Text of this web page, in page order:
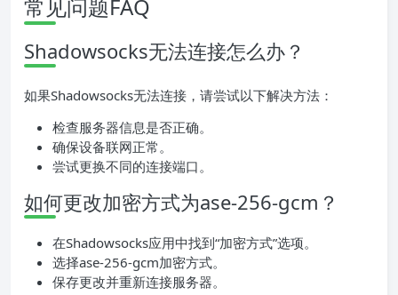
常见问题FAQ
Shadowsocks无法连接怎么办？
如果Shadowsocks无法连接，请尝试以下解决方法：
检查服务器信息是否正确。
确保设备联网正常。
尝试更换不同的连接端口。
如何更改加密方式为ase-256-gcm？
在Shadowsocks应用中找到“加密方式”选项。
选择ase-256-gcm加密方式。
保存更改并重新连接服务器。